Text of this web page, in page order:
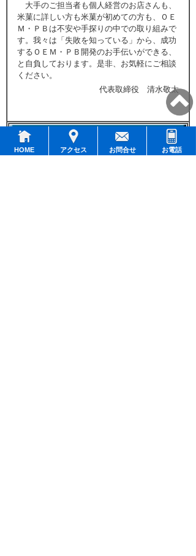
HOME アクセス お問合せ お電話
大手のご担当者も個人経営のお店さんも、
米菓に詳しい方も米菓が初めての方も、ＯＥ
Ｍ・ＰＢは不安や手探りの中での取り組みで
す。我々は「失敗を知っている」から、成功
するＯＥＭ・ＰＢ開発のお手伝いができる、
と自負しております。是非、お気軽にご相談
ください。
代表取締役 清水敬太
会社名
株式会社精華堂霰総本舗